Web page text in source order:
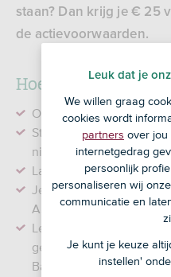
staan? Dan krijg je € 25
de actievoorwaarden.
Hoe werkt de actie?
Open vóór 29 juni 2026
Stort uiterlijk 28 juni
nieuwe spaarrekening
Laat het bedrag
Je krijgt na 3 maanden
ASN Foundation .
Let op: Je krijgt de € 25
gestort vanaf een andere
Bank voorheen SNS
Leuk dat je
We willen graag
cookies wordt
partners over jou
internetgedrag
persoonlijk
personaliseren wij
communicatie en
Je kunt je keuze
instellen'